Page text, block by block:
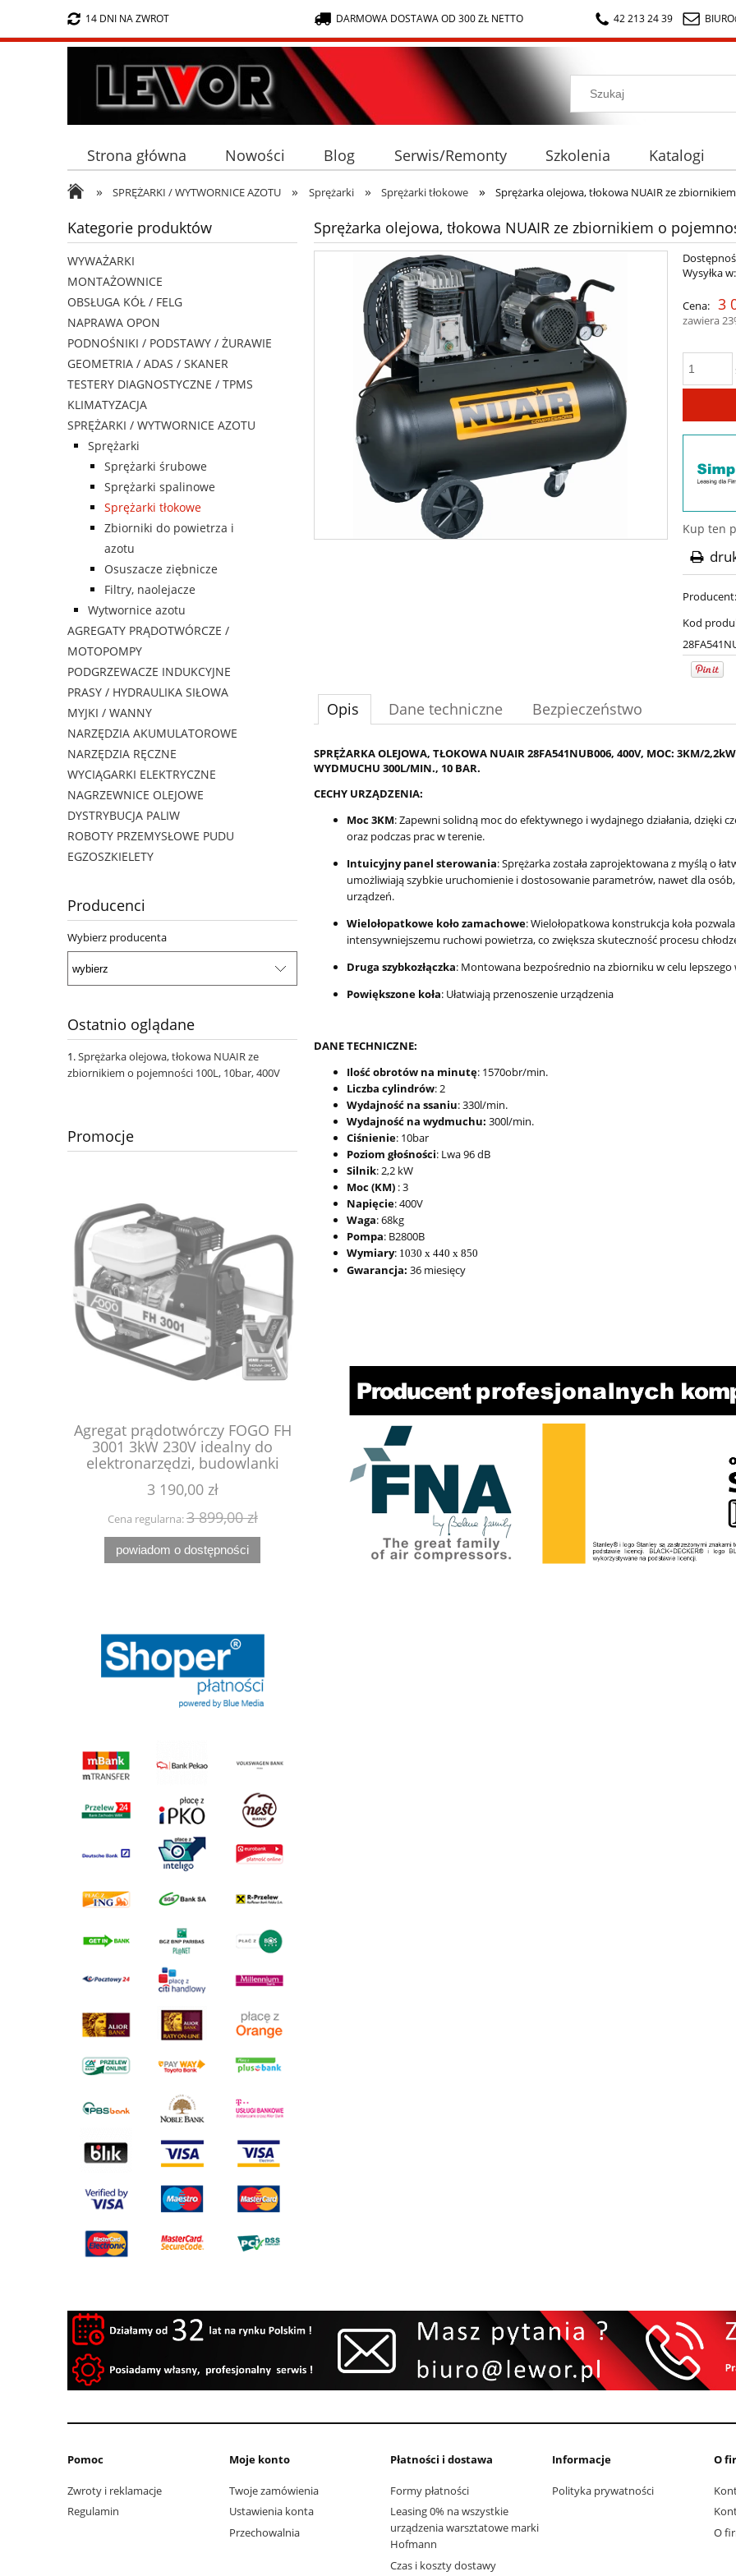
14 DNI NA ZWROT DARMOWA DOSTAWA OD 300 ZŁ NETTO 42 213 24 39
Strona główna Nowości Blog Serwis/Remonty Szkolenia Katalogi
» SPRĘŻARKI / WYTWORNICE AZOTU » Sprężarki » Sprężarki tłokowe » Sprężarka olejowa, tłokowa NUAIR ze
Kategorie produktów
WYWAŻARKI
MONTAŻOWNICE
OBSŁUGA KÓŁ / FELG
NAPRAWA OPON
PODNOŚNIKI / PODSTAWY / ŻURAWIE
GEOMETRIA / ADAS / SKANER
TESTERY DIAGNOSTYCZNE / TPMS
KLIMATYZACJA
SPRĘŻARKI / WYTWORNICE AZOTU
Sprężarki
Sprężarki śrubowe
Sprężarki spalinowe
Sprężarki tłokowe
Zbiorniki do powietrza i
azotu
Osuszacze ziębnicze
Filtry, naolejacze
Wytwornice azotu
AGREGATY PRĄDOTWÓRCZE /
MOTOPOMPY
PODGRZEWACZE INDUKCYJNE
PRASY / HYDRAULIKA SIŁOWA
MYJKI / WANNY
NARZĘDZIA AKUMULATOROWE
NARZĘDZIA RĘCZNE
WYCIĄGARKI ELEKTRYCZNE
NAGRZEWNICE OLEJOWE
DYSTRYBUCJA PALIW
ROBOTY PRZEMYSŁOWE PUDU
EGZOSZKIELETY
Producenci
Wybierz producenta
Ostatnio oglądane
Sprężarka olejowa, tłokowa NUAIR ze
zbiornikiem o pojemności 100L, 10bar, 400V
Promocje
Agregat prądotwórczy FOGO FH
3001 3kW 230V idealny do
elektronarzędzi, budowlanki
3 190,00 zł
Cena regularna:3 899,00 zł
powiadom o dostępności
Wyciągarka elektryczna X-BULL
HRW3000A 12V 3000lb 1,36 tony
lina stalowa 9,2 metra
549,90 zł
Cena regularna:589,90 zł
do koszyka
Nożyki R2 (5-11mm) do
do koszyka
Sprężarka olejowa, tłokowa NUAIR ze zbiornikiem o
Wysyłka w:
Cena: 3
zawiera
Kup ten
Producent:
Kod
Opis Dane techniczne Bezpieczeństwo
SPRĘŻARKA OLEJOWA, TŁOKOWA NUAIR 28FA541NUB006, 400V, MOC: 3KM/
WYDMUCHU 300L/MIN., 10 BAR.
CECHY URZĄDZENIA:
Moc 3KM: Zapewni solidną moc do efektywnego i wydajnego działania, dzięki
oraz podczas prac w terenie.
Intuicyjny panel sterowania: Sprężarka została zaprojektowana z myślą o
umożliwiają szybkie uruchomienie i dostosowanie parametrów, nawet dla
urządzeń.
Wielołopatkowe koło zamachowe: Wielołopatkowa konstrukcja koła
intensywniejszemu ruchowi powietrza, co zwiększa skuteczność procesu
Druga szybkozłączka: Montowana bezpośrednio na zbiorniku w celu
Powiększone koła: Ułatwiają przenoszenie urządzenia
DANE TECHNICZNE:
Ilość obrotów na minutę: 1570obr/min.
Liczba cylindrów: 2
Wydajność na ssaniu: 330l/min.
Wydajność na wydmuchu: 300l/min.
Ciśnienie: 10bar
Poziom głośności: Lwa 96 dB
Silnik: 2,2 kW
Moc (KM) : 3
Napięcie: 400V
Waga: 68kg
Pompa: B2800B
Wymiary: 1030 x 440 x 850
Gwarancja: 36 miesięcy
Pomoc
Zwroty i reklamacje
Regulamin
Moje konto
Twoje zamówienia
Ustawienia konta
Przechowalnia
Płatności i dostawa
Formy płatności
Leasing 0% na wszystkie
urządzenia warsztatowe marki
Hofmann
Czas i koszty dostawy
Informacje
Polityka prywatności
O
O